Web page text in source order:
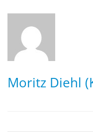
Moritz Diehl